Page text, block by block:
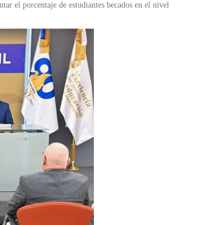
el porcentaje de estudiantes becados en el nivel